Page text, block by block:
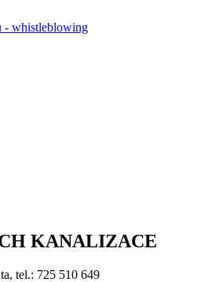
- whistleblowing
KANALIZACE
tel.: 725 510 649